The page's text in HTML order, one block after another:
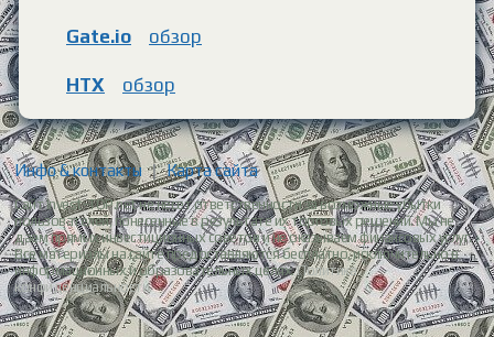
Gate.io обзор
HTX обзор
Инфо & контакты | Карта сайта
Сайт Invest-TOP.net не несет ответственности за возможные убытки
пользователей, понесенные в результате их торговых решений. Мы не
даем прямых инвестиционных советов и не оказываем финансовых услуг.
Все материалы на сайте предоставляются бесплатно, исключительно в
информационных и образовательных целях.Политика
конфиденциальности.